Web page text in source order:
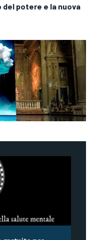
del potere e la nuova